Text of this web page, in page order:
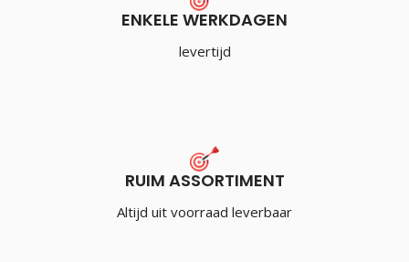
ENKELE WERKDAGEN
levertijd
RUIM ASSORTIMENT
Altijd uit voorraad leverbaar